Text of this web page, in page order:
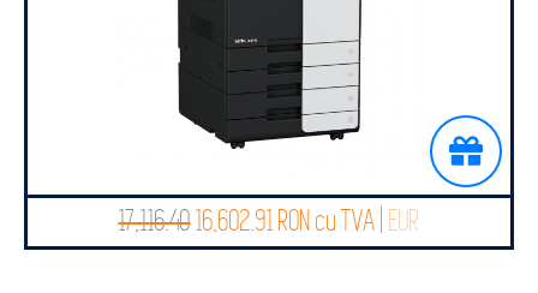
17,116.4016,602.91 RON cu TVA | EUR